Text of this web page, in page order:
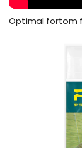
Optimal fortom